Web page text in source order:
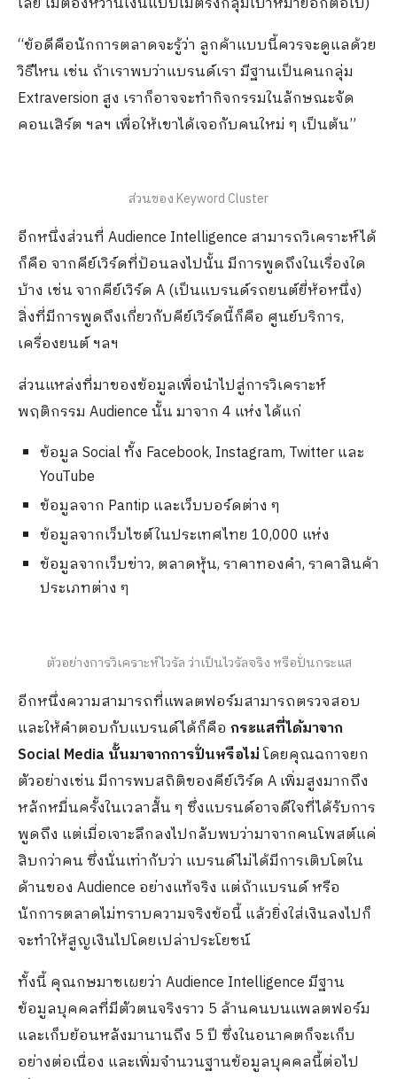
“ข้อดีคือนักการตลาดจะรู้ว่า ลูกค้าแบบนี้ควรจะดูแลด้วย
วิธีไหน เช่น ถ้าเราพบว่าแบรนด์เรา มีฐานเป็นคนกลุ่ม
Extraversion สูง เราก็อาจจะทำกิจกรรมในลักษณะจัด
คอนเสิร์ต ฯลฯ เพื่อให้เขาได้เจอกับคนใหม่ ๆ เป็นต้น”
ส่วนของ Keyword Cluster
อีกหนึ่งส่วนที่ Audience Intelligence สามารถวิเคราะห์ได้
ก็คือ จากคีย์เวิร์ดที่ป้อนลงไปนั้น มีการพูดถึงในเรื่องใด
บ้าง เช่น จากคีย์เวิร์ด A (เป็นแบรนด์รถยนต์ยี่ห้อหนึ่ง)
สิ่งที่มีการพูดถึงเกี่ยวกับคีย์เวิร์ดนี้ก็คือ ศูนย์บริการ,
เครื่องยนต์ ฯลฯ
ส่วนแหล่งที่มาของข้อมูลเพื่อนำไปสู่การวิเคราะห์
พฤติกรรม Audience นั้น มาจาก 4 แห่ง ได้แก่
ข้อมูล Social ทั้ง Facebook, Instagram, Twitter และ
YouTube
ข้อมูลจาก Pantip และเว็บบอร์ดต่าง ๆ
ข้อมูลจากเว็บไซต์ในประเทศไทย 10,000 แห่ง
ข้อมูลจากเว็บข่าว, ตลาดหุ้น, ราคาทองคำ, ราคาสินค้า
ประเภทต่าง ๆ
ตัวอย่างการวิเคราะห์ไวรัล ว่าเป็นไวรัลจริง หรือปั่นกระแส
อีกหนึ่งความสามารถที่แพลตฟอร์มสามารถตรวจสอบ
และให้คำตอบกับแบรนด์ได้ก็คือ กระแสที่ได้มาจาก
Social Media นั้นมาจากการปั่นหรือไม่โดยคุณฉกาจยก
ตัวอย่างเช่น มีการพบสถิติของคีย์เวิร์ด A เพิ่มสูงมากถึง
หลักหมื่นครั้งในเวลาสั้น ๆ ซึ่งแบรนด์อาจดีใจที่ได้รับการ
พูดถึง แต่เมื่อเจาะลึกลงไปกลับพบว่ามาจากคนโพสต์แค่
สิบกว่าคน ซึ่งนั่นเท่ากับว่า แบรนด์ไม่ได้มีการเติบโตใน
ด้านของ Audience อย่างแท้จริง แต่ถ้าแบรนด์ หรือ
นักการตลาดไม่ทราบความจริงข้อนี้ แล้วยิ่งใส่เงินลงไปก็
จะทำให้สูญเงินไปโดยเปล่าประโยชน์
ทั้งนี้ คุณกษมาชเผยว่า Audience Intelligence มีฐาน
ข้อมูลบุคคลที่มีตัวตนจริงราว 5 ล้านคนบนแพลตฟอร์ม
และเก็บย้อนหลังมานานถึง 5 ปี ซึ่งในอนาคตก็จะเก็บ
อย่างต่อเนื่อง และเพิ่มจำนวนฐานข้อมูลบุคคลนี้ต่อไป